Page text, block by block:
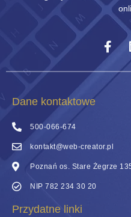
Dane kontaktowe
500-066-674
kontakt@web-creator.pl
Poznań os. Stare Żegrze
NIP 782 234 30 20
Przydatne linki